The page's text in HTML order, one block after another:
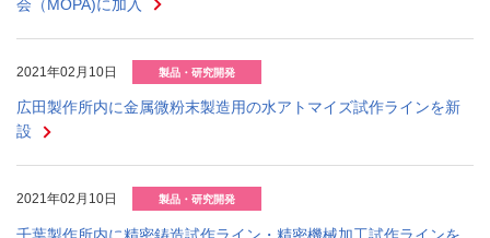
会（MOPA)に加入
2021年02月10日 製品・研究開発
広田製作所内に金属微粉末製造用の水アトマイズ試作ラインを新
設
2021年02月10日 製品・研究開発
千葉製作所内に精密鋳造試作ライン・精密機械加工試作ラインを